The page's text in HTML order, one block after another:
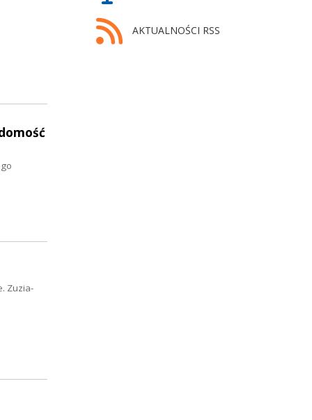
AKTUALNOŚCI RSS
Zuzia-